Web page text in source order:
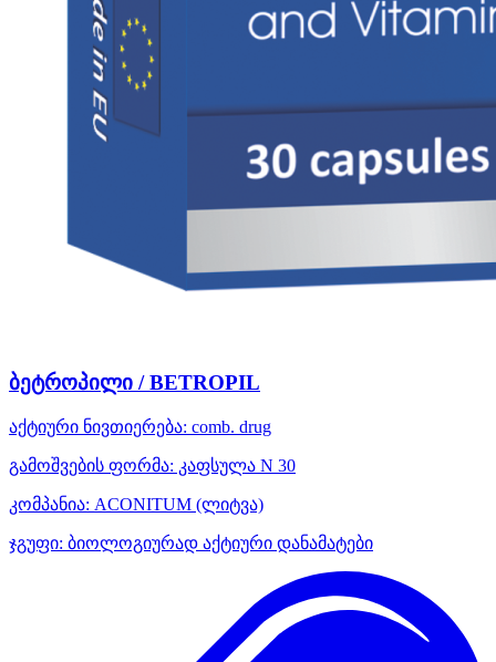
ბეტროპილი / BETROPIL
აქტიური ნივთიერება: comb. drug
გამოშვების ფორმა: კაფსულა N 30
კომპანია: ACONITUM (ლიტვა)
ჯგუფი: ბიოლოგიურად აქტიური დანამატები